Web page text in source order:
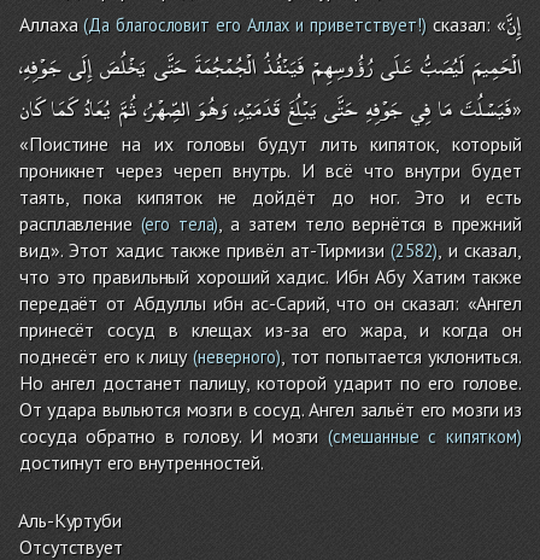
Аллаха(Да благословит его Аллах и приветствует!)сказал: «إِنَّ
الْحَمِيمَلَيُصَبُّعَلَىرُؤُوسِهِمْفَيَنْفُذُالْجُمْجُمَةَحَتَّىيَخْلُصَإِلَىجَوْفِهِ،
فَيَسْلُتَمَافِيجَوْفِهِحَتَّىيَبْلُغَقَدَمَيْهِ،وَهُوَالصِّهْرُ،ثُمَّيُعَادُكَمَاكَان
»
«Поистине на их головы будут лить кипяток, который
проникнет через череп внутрь. И всё что внутри будет
таять, пока кипяток не дойдёт до ног. Это и есть
расплавление(его тела) , а затем тело вернётся в прежний
вид». Этот хадис также привёл ат-Тирмизи(2582) , и сказал,
что это правильный хороший хадис. Ибн Абу Хатим также
передаёт от Абдуллы ибн ас-Сарий, что он сказал: «Ангел
принесёт сосуд в клещах из-за его жара, и когда он
поднесёт его к лицу(неверного), тот попытается уклониться.
Но ангел достанет палицу, которой ударит по его голове.
От удара выльются мозги в сосуд. Ангел зальёт его мозги из
сосуда обратно в голову. И мозги (смешанные с кипятком)
достигнут его внутренностей.
Аль-Куртуби
Отсутствует